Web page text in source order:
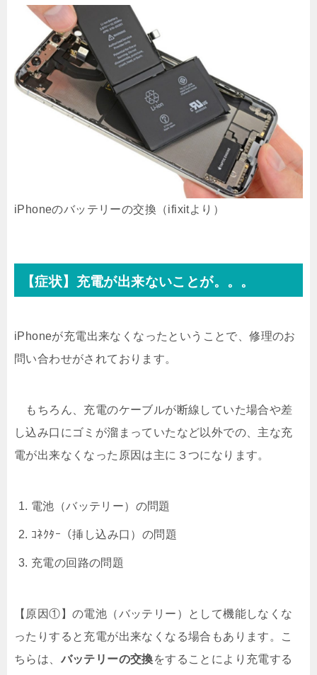
iPhoneのバッテリーの交換（ifixitより）
【症状】充電が出来ないことが。。。
iPhoneが充電出来なくなったということで、修理のお
問い合わせがされております。
もちろん、充電のケーブルが断線していた場合や差
し込み口にゴミが溜まっていたなど以外での、主な充
電が出来なくなった原因は主に３つになります。
電池（バッテリー）の問題
ｺﾈｸﾀｰ（挿し込み口）の問題
充電の回路の問題
【原因①】の電池（バッテリー）として機能しなくな
ったりすると充電が出来なくなる場合もあります。こ
ちらは、 バッテリーの交換をすることにより充電する